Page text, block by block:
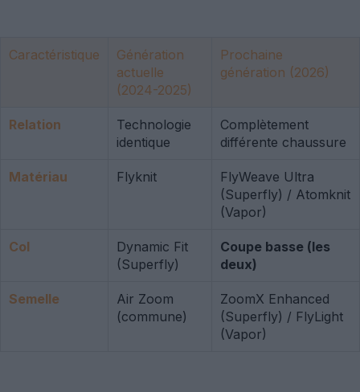
Caractéristique
Génération
actuelle
(2024-2025)
Prochaine
génération (2026)
Relation
Technologie
identique
Complètement
différente chaussure
Matériau Flyknit
FlyWeave Ultra
(Superfly) / Atomknit
(Vapor)
Col
Dynamic Fit
(Superfly)
Coupe basse (les
deux)
Semelle
Air Zoom
(commune)
ZoomX Enhanced
(Superfly) / FlyLight
(Vapor)